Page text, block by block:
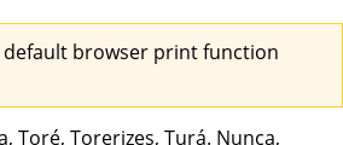
default browser print function
Toré, Torerizes, Turá. Nunca,